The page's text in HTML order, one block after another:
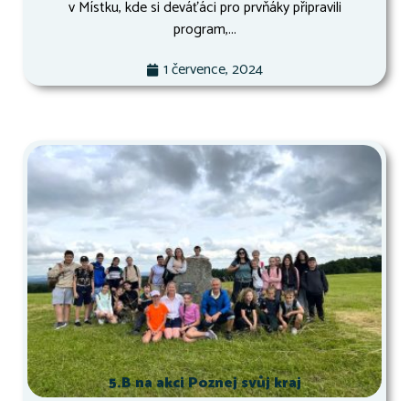
v Místku, kde si deváťáci pro prvňáky připravili
program,...
1 července, 2024
5.B na akci Poznej svůj kraj